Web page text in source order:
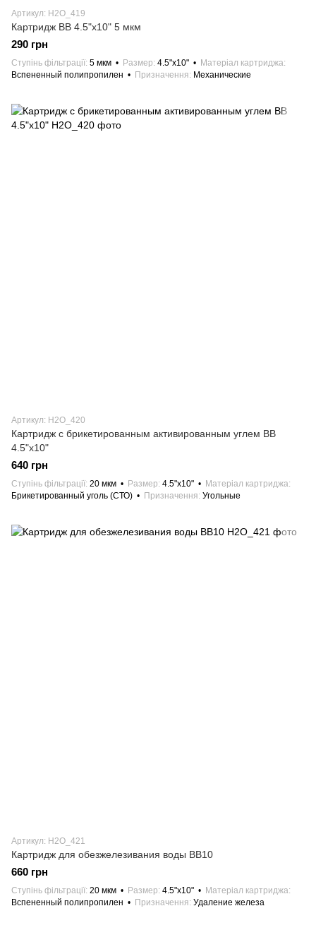
Артикул: H2О_419
Картридж BB 4.5"х10" 5 мкм
290 грн
Ступінь фільтрації 5 мкм Размер 4.5"х10"
Матеріал картриджа
Вспененный полипропилен
Призначення Механические
Артикул: H2О_420
Картридж с брикетированным активированным углем ВВ
4.5"х10"
640 грн
Ступінь фільтрації 20 мкм Размер 4.5"х10"
Матеріал картриджа
Брикетированный уголь (СТО)
Призначення Угольные
Артикул: H2O_421
Картридж для обезжелезивания воды ВВ10
660 грн
Ступінь фільтрації 20 мкм Размер 4.5"х10"
Матеріал картриджа
Вспененный полипропилен
Призначення Удаление железа